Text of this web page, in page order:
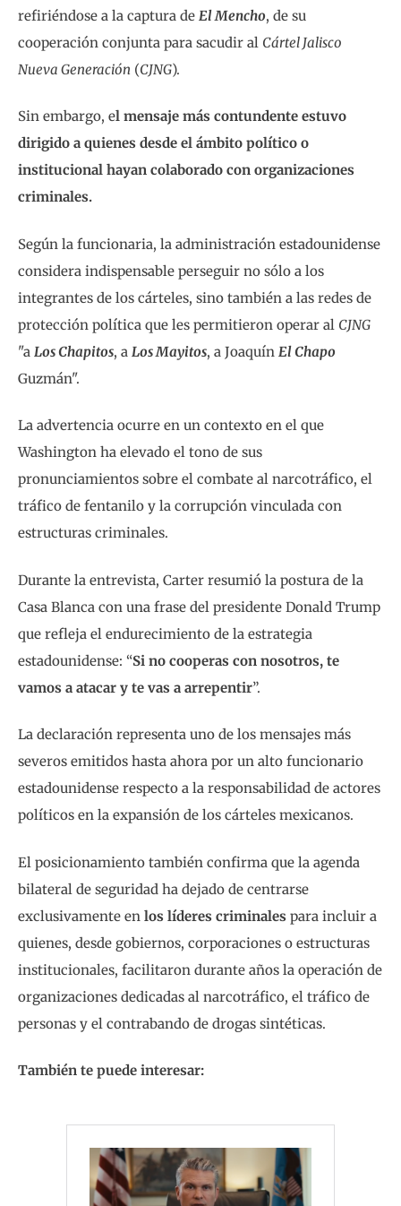
refiriéndose a la captura de El Mencho, de su
cooperación conjunta para sacudir al Cártel Jalisco
Nueva Generación (CJNG).
Sin embargo, el mensaje más contundente estuvo
dirigido a quienes desde el ámbito político o
institucional hayan colaborado con organizaciones
criminales.
Según la funcionaria, la administración estadounidense
considera indispensable perseguir no sólo a los
integrantes de los cárteles, sino también a las redes de
protección política que les permitieron operar al CJNG
"a Los Chapitos, a Los Mayitos, a Joaquín El Chapo
Guzmán".
La advertencia ocurre en un contexto en el que
Washington ha elevado el tono de sus
pronunciamientos sobre el combate al narcotráfico, el
tráfico de fentanilo y la corrupción vinculada con
estructuras criminales.
Durante la entrevista, Carter resumió la postura de la
Casa Blanca con una frase del presidente Donald Trump
que refleja el endurecimiento de la estrategia
estadounidense: “Si no cooperas con nosotros, te
vamos a atacar y te vas a arrepentir”.
La declaración representa uno de los mensajes más
severos emitidos hasta ahora por un alto funcionario
estadounidense respecto a la responsabilidad de actores
políticos en la expansión de los cárteles mexicanos.
El posicionamiento también confirma que la agenda
bilateral de seguridad ha dejado de centrarse
exclusivamente en los líderes criminales para incluir a
quienes, desde gobiernos, corporaciones o estructuras
institucionales, facilitaron durante años la operación de
organizaciones dedicadas al narcotráfico, el tráfico de
personas y el contrabando de drogas sintéticas.
También te puede interesar: